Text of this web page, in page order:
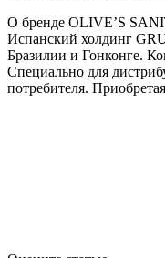
О бренде OLIVE’S
Испанский холдинг
Бразилии и Гонконге.
Специально для
потребителя.